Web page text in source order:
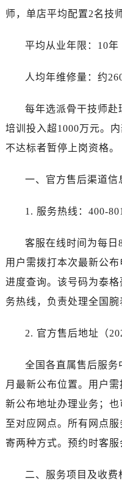
师，单店平均配置2名技
平均从业年限：10年
人均年维修量：约
每年选派骨干技师赴
培训投入超1000万元。
不达标者暂停上岗资格。
一、官方售后渠道信
1. 服务热线：400-
客服在线时间为每日
用户需拨打本次最新公
进度查询。该号码为泰
务热线，负责处理全国腕
2. 官方售后地址（
全国各直属售后服务
月最新公布位置。用户
新公布地址办理业务；
至对应网点。所有网点
寄两种方式。预约时客服
二、服务项目及收费